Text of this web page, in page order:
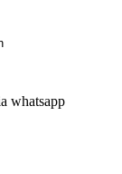
whatsapp